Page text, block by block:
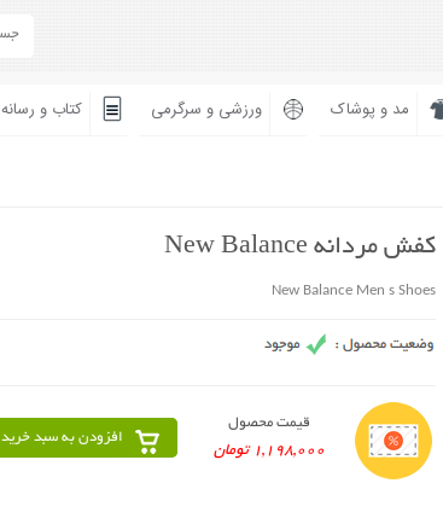
مد و پوشاک ورزشی و سرگرمی کتاب و رسانه
کفش مردانه New Balance
New Balance Men s Shoes
قیمت محصول
1,198,000 تومان
افزودن به سبد خرید